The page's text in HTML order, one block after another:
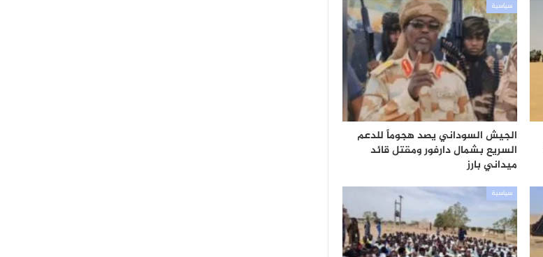
سياسية
الجيش السوداني يصد هجوماً للدعم
السريع بشمال دارفور ومقتل قائد
ميداني بارز
سياسية